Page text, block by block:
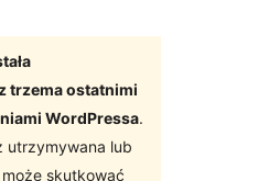
trzema ostatnimi
WordPressa.
utrzymywana lub
skutkować